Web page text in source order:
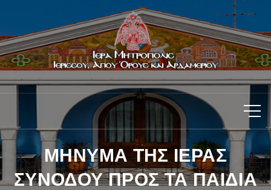
ΜΗΝΥΜΑ ΤΗΣ ΙΕΡΑΣ
ΣΥΝΟΔΟΥ ΠΡΟΣ ΤΑ ΠΑΙΔΙΑ